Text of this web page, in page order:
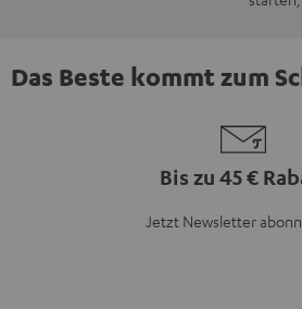
Das Beste kommt zum
Bis zu 45 €
Jetzt Newsletter